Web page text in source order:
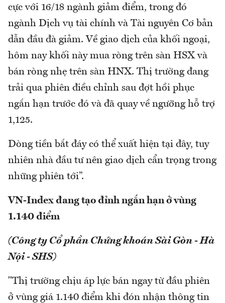
cực với 16/18 ngành giảm điểm, trong đó
ngành Dịch vụ tài chính và Tài nguyên Cơ bản
dẫn đầu đà giảm. Về giao dịch của khối ngoại,
hôm nay khối này mua ròng trên sàn HSX và
bán ròng nhẹ trên sàn HNX. Thị trường đang
trải qua phiên điều chỉnh sau đợt hồi phục
ngắn hạn trước đó và đã quay về ngưỡng hỗ trợ
1,125.
Dòng tiền bắt đáy có thể xuất hiện tại đây, tuy
nhiên nhà đầu tư nên giao dịch cẩn trọng trong
những phiên tới”.
VN-Index đang tạo đỉnh ngắn hạn ở vùng
1.140 điểm
(Công ty Cổ phần Chứng khoán Sài Gòn - Hà
Nội - SHS)
"Thị trường chịu áp lực bán ngay từ đầu phiên
ở vùng giá 1.140 điểm khi đón nhận thông tin